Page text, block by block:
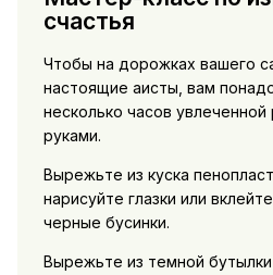
счастья
Чтобы на дорожках вашего
настоящие аисты, вам
несколько часов
руками.
Вырежьте из куска
нарисуйте глазки или
черные бусинки.
Вырежьте из темной